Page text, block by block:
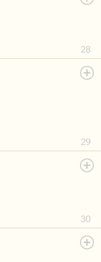
28
29
30